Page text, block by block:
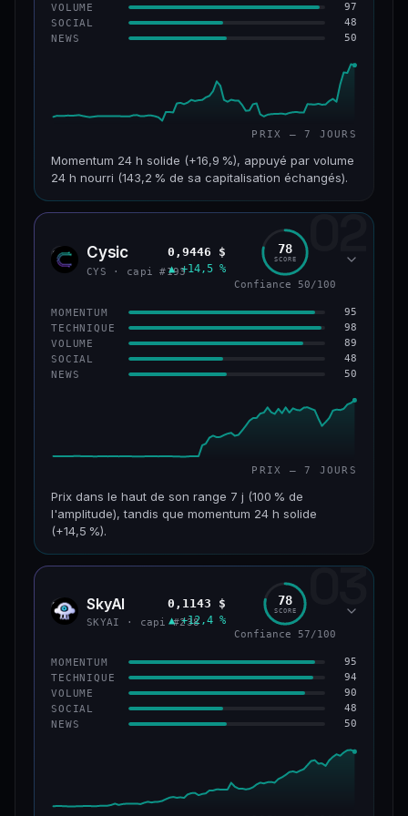
VOLUME 97
SOCIAL 48
NEWS 50
PRIX — 7 JOURS
Momentum 24 h solide (+16,9 %), appuyé par volume
24 h nourri (143,2 % de sa capitalisation échangés).
CAP. MARCHÉ VOLUME 24 H
VAR. 7 J VAR. 30 J
−10,2 %
VS ATH
−42,1 %
CONFIANCE 43/100
02
CYS Cysic
CYS · capi #193
0,9446 $
▲ +14,5 %
78
SCORE
Confiance 50/100
MOMENTUM 95
TECHNIQUE 98
VOLUME 89
SOCIAL 48
NEWS 50
PRIX — 7 JOURS
Prix dans le haut de son range 7 j (100 % de
l'amplitude), tandis que momentum 24 h solide
(+14,5 %).
CAP. MARCHÉ VOLUME 24 H
VAR. 7 J VAR. 30 J
+211,4 %
VS ATH
−3,2 % #193
CONFIANCE 50/100
03
SKYA SkyAI
SKYAI · capi #238
0,1143 $
▲ +12,4 %
78
SCORE
Confiance 57/100
MOMENTUM 95
TECHNIQUE 94
VOLUME 90
SOCIAL 48
NEWS 50